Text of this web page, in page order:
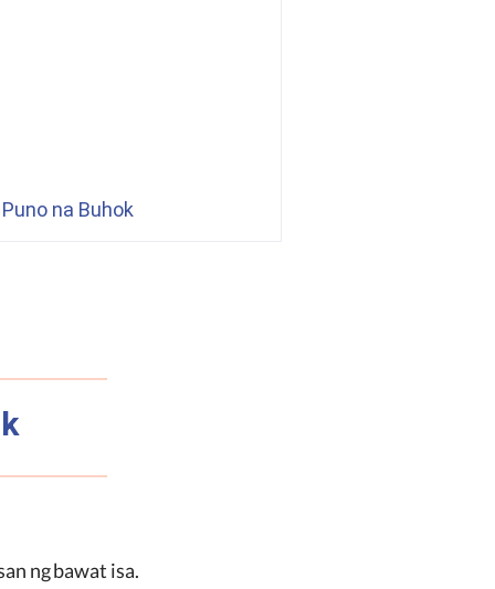
na Buhok
ng bawat isa.